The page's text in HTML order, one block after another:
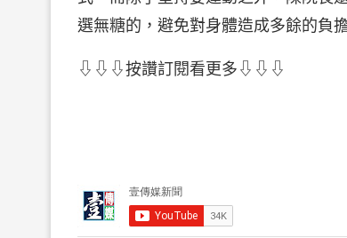
選無糖的，避免對身體造成多餘的負
⇩⇩⇩按讚訂閱看更多⇩⇩⇩